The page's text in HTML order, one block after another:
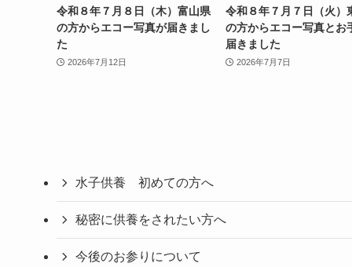
令和８年７月８日（木）富山県
の方からエコー写真が届きまし
た
2026年7月12日
令和８年７月７日（火）
の方からエコー写真とお
届きました
2026年7月7日
水子供養 初めての方へ
秘密に供養をされたい方へ
今後のお参りについて